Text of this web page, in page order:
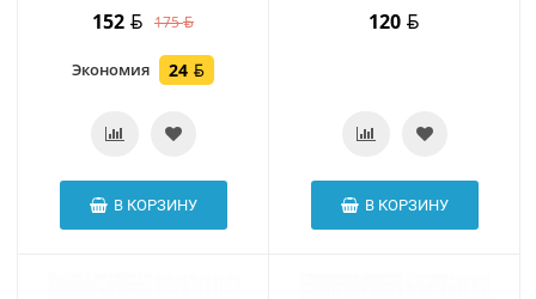
152 175
Экономия 24
В КОРЗИНУ
120
В КОРЗИНУ